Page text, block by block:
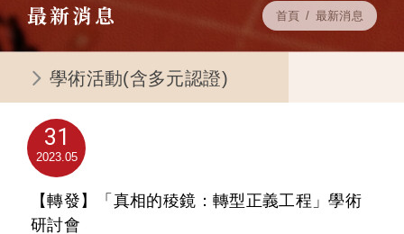
最新消息 首頁 最新消息
學術活動(含多元認證)
31
05
2023
【轉發】「真相的稜鏡：轉型正義工程」學術
研討會